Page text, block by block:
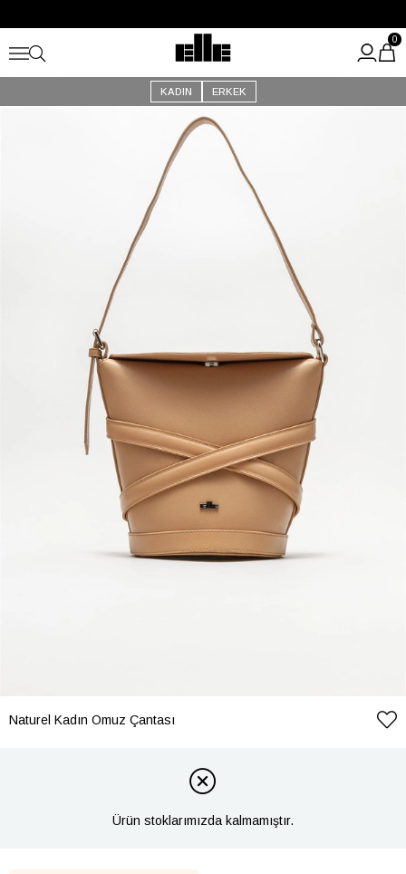
Kargo Ücretsiz!
KADIN ERKEK
0
Naturel Kadın Omuz Çantası
Ürün stoklarımızda kalmamıştır.